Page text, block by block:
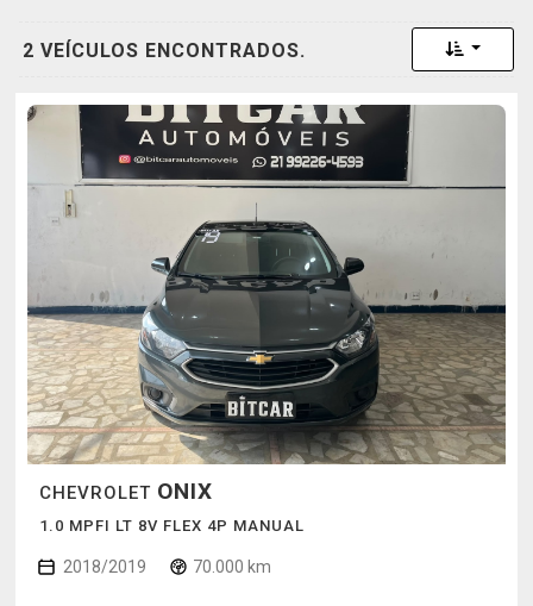
2 VEÍCULOS ENCONTRADOS. Toggle
CHEVROLET ONIX
1.0 MPFI LT 8V FLEX 4P MANUAL
2018/2019 70.000 km